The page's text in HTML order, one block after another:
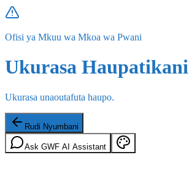
Ofisi ya Mkuu wa Mkoa wa Pwani
Ukurasa Haupatikani
Ukurasa unaoutafuta haupo.
Rudi Nyumbani
Ask GWF AI Assistant